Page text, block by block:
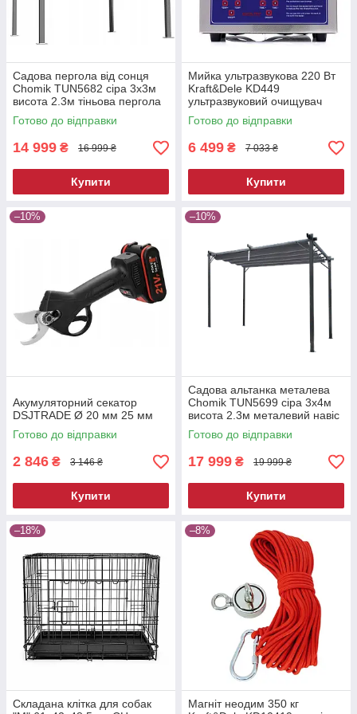
Садова пергола від сонця
Chomik TUN5682 сіра 3х3м
висота 2.3м тіньова пергола
для двору
Готово до відправки
14 999 ₴ 16 999 ₴
Купити
Мийка ультразвукова 220 Вт
Kraft&Dele KD449
ультразвуковий очищувач
Готово до відправки
6 499 ₴ 7 033 ₴
Купити
–10%
Акумуляторний секатор
DSJTRADE Ø 20 мм 25 мм
Готово до відправки
2 846 ₴ 3 146 ₴
Купити
–10%
Садова альтанка металева
Chomik TUN5699 сіра 3х4м
висота 2.3м металевий навіс
від сонця
Готово до відправки
17 999 ₴ 19 999 ₴
Купити
–18%
Складана клітка для собак
–8%
Магніт неодим 350 кг